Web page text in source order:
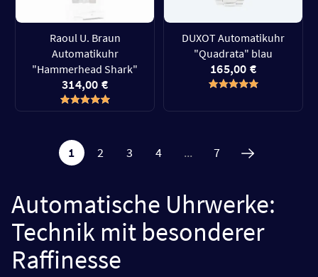
Raoul U. Braun
Automatikuhr
"Hammerhead Shark"
314,00 €
DUXOT Automatikuhr
"Quadrata" blau
165,00 €
1 2 3 4 ... 7
Automatische Uhrwerke:
Technik mit besonderer
Raffinesse